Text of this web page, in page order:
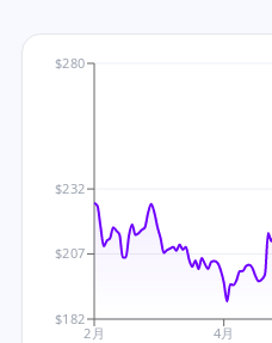
2月 4月
$182
$207
$232
$280